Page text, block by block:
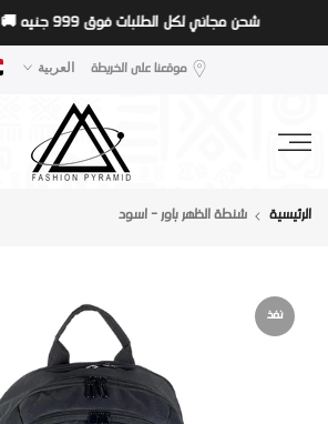
شحن مجاني لكل الطلبات فوق 999 جنيه 🚚
موقعنا على الخريطة العربية
الرئيسية شنطة الظهر باور - اسود
نفذ